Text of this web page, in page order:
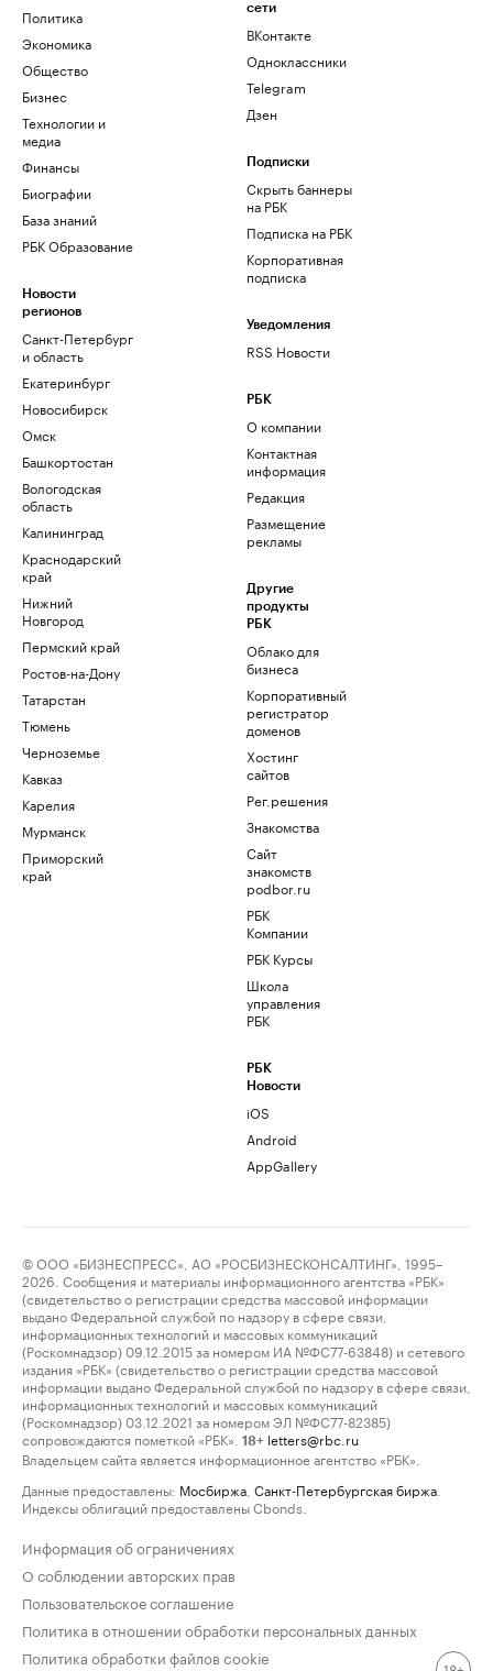
Политика
Экономика
Общество
Бизнес
Технологии и
медиа
Финансы
Биографии
База знаний
РБК Образование
Новости
регионов
Санкт-Петербург
и область
Екатеринбург
Новосибирск
Омск
Башкортостан
Вологодская
область
Калининград
Краснодарский
край
Нижний
Новгород
Пермский край
Ростов-на-Дону
Татарстан
Тюмень
Черноземье
Кавказ
Карелия
Мурманск
Приморский
край
сети
ВКонтакте
Одноклассники
Telegram
Дзен
Подписки
Скрыть баннеры
на РБК
Подписка на РБК
Корпоративная
подписка
Уведомления
RSS Новости
РБК
О компании
Контактная
информация
Редакция
Размещение
рекламы
Другие
продукты
РБК
Облако для
бизнеса
Корпоративный
регистратор
доменов
Хостинг
сайтов
Рег.решения
Знакомства
Сайт
знакомств
podbor.ru
РБК
Компании
РБК Курсы
Школа
управления
РБК
РБК
Новости
iOS
Android
AppGallery
© ООО «БИЗНЕСПРЕСС», АО «РОСБИЗНЕСКОНСАЛТИНГ», 1995–
2026. Сообщения и материалы информационного агентства «РБК»
(свидетельство о регистрации средства массовой информации
выдано Федеральной службой по надзору в сфере связи,
информационных технологий и массовых коммуникаций
(Роскомнадзор) 09.12.2015 за номером ИА №ФС77-63848) и сетевого
издания «РБК» (свидетельство о регистрации средства массовой
информации выдано Федеральной службой по надзору в сфере связи,
информационных технологий и массовых коммуникаций
(Роскомнадзор) 03.12.2021 за номером ЭЛ №ФС77-82385)
сопровождаются пометкой «РБК».
18+ letters@rbc.ru
Владельцем сайта является информационное агентство «РБК».
Данные предоставлены: Мосбиржа Санкт-Петербургская биржа
Индексы облигаций предоставлены Cbonds.
Информация об ограничениях
О соблюдении авторских прав
Пользовательское соглашение
Политика в отношении обработки персональных данных
Политика обработки файлов cookie